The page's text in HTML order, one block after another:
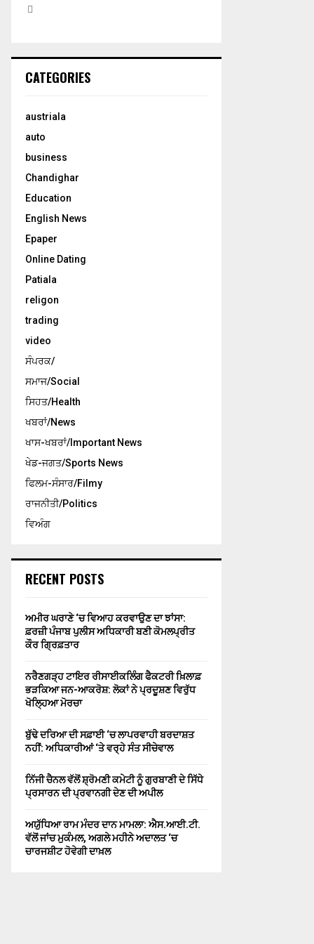
CATEGORIES
austriala
auto
business
Chandighar
Education
English News
Epaper
Online Dating
Patiala
religon
trading
video
ਸੰਪਰਕ/
ਸਮਾਜ/Social
ਸਿਹਤ/Health
ਖਬਰਾਂ/News
ਖਾਸ-ਖਬਰਾਂ/Important News
ਖੇਡ-ਜਗਤ/Sports News
ਫਿਲਮ-ਸੰਸਾਰ/Filmy
ਰਾਜਨੀਤੀ/Politics
ਵਿਅੰਗ
RECENT POSTS
ਅਮੀਰ ਘਰਾਣੇ ‘ਚ ਵਿਆਹ ਕਰਵਾਉਣ ਦਾ ਝਾਂਸਾ:
ਫ਼ਰਜ਼ੀ ਪੰਜਾਬ ਪੁਲੀਸ ਅਧਿਕਾਰੀ ਬਣੀ ਕੋਮਲਪ੍ਰੀਤ
ਕੌਰ ਗ੍ਰਿਫ਼ਤਾਰ
ਨਰੈਣਗੜ੍ਹ ਟਾਇਰ ਰੀਸਾਈਕਲਿੰਗ ਫੈਕਟਰੀ ਖ਼ਿਲਾਫ਼
ਭੜਕਿਆ ਜਨ-ਆਕਰੋਸ਼: ਲੋਕਾਂ ਨੇ ਪ੍ਰਦੂਸ਼ਣ ਵਿਰੁੱਧ
ਖੋਲ੍ਹਿਆ ਮੋਰਚਾ
ਬੁੱਢੇ ਦਰਿਆ ਦੀ ਸਫ਼ਾਈ ‘ਚ ਲਾਪਰਵਾਹੀ ਬਰਦਾਸ਼ਤ
ਨਹੀਂ: ਅਧਿਕਾਰੀਆਂ ‘ਤੇ ਵਰ੍ਹੇ ਸੰਤ ਸੀਚੇਵਾਲ
ਨਿੱਜੀ ਚੈਨਲ ਵੱਲੋਂ ਸ਼੍ਰੋਮਣੀ ਕਮੇਟੀ ਨੂੰ ਗੁਰਬਾਣੀ ਦੇ ਸਿੱਧੇ
ਪ੍ਰਸਾਰਨ ਦੀ ਪ੍ਰਵਾਨਗੀ ਦੇਣ ਦੀ ਅਪੀਲ
ਅਯੁੱਧਿਆ ਰਾਮ ਮੰਦਰ ਦਾਨ ਮਾਮਲਾ: ਐਸ.ਆਈ.ਟੀ.
ਵੱਲੋਂ ਜਾਂਚ ਮੁਕੰਮਲ, ਅਗਲੇ ਮਹੀਨੇ ਅਦਾਲਤ ‘ਚ
ਚਾਰਜਸ਼ੀਟ ਹੋਵੇਗੀ ਦਾਖ਼ਲ